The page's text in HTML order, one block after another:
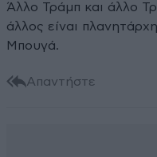
Άλλο Τράμπ και άλλο
άλλος είναι
Μπουγά.
Απαντήστε